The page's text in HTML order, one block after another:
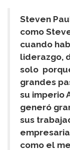
Steven
como
cuando
liderazgo,
solo
grandes
su imperio
generó
sus
como el